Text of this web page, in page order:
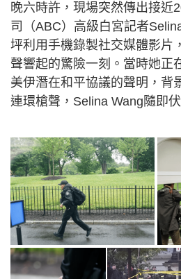
晚六時許，現場突然傳出接近
司（ABC）高級白宮記者
坪利用手機錄製社交媒體影片
聲響起的驚險一刻。當時她正
美伊潛在和平協議的聲明，背
連環槍聲，Selina Wang隨即